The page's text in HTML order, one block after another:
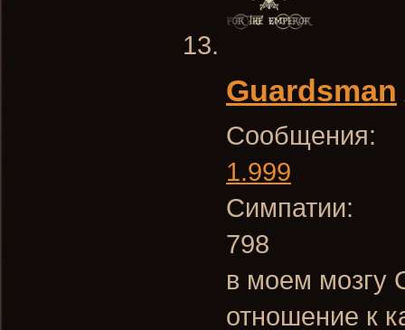
Guardsman
Сообщения:
1.999
Симпатии:
798
в моем мозгу
отношение к